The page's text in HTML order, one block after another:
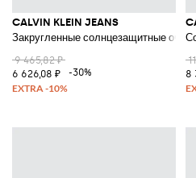
CALVIN KLEIN JEANS
Закругленные солнцезащитные очки
9 465,82 ₽
6 626,08 ₽
-30%
8